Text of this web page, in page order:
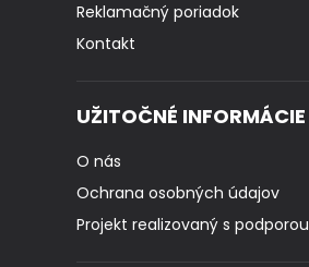
Reklamačný poriadok
Kontakt
UŽITOČNÉ INFORMÁCIE
O nás
Ochrana osobných údajov
Projekt realizovaný s podporou